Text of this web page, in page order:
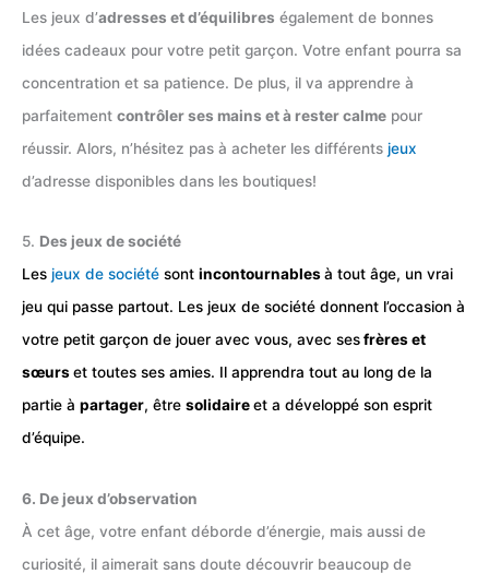
Les jeux d’adresses et d’équilibres également de bonnes
idées cadeaux pour votre petit garçon. Votre enfant pourra sa
concentration et sa patience. De plus, il va apprendre à
parfaitement contrôler ses mains et à rester calme pour
réussir. Alors, n’hésitez pas à acheter les différents jeux
d’adresse disponibles dans les boutiques!
5. Des jeux de société
Les jeux de société sont incontournablesà tout âge, un vrai
jeu qui passe partout. Les jeux de société donnent l’occasion à
votre petit garçon de jouer avec vous, avec sesfrères et
sœurset toutes ses amies. Il apprendra tout au long de la
partie à partager, être solidaireet a développé son esprit
d’équipe.
6. De jeux d’observation
À cet âge, votre enfant déborde d’énergie, mais aussi de
curiosité, il aimerait sans doute découvrir beaucoup de